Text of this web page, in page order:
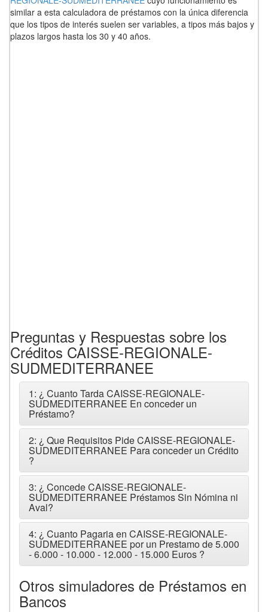
similar a esta calculadora de préstamos con la única diferencia
que los tipos de interés suelen ser variables, a tipos más bajos y
plazos largos hasta los 30 y 40 años.
Preguntas y Respuestas sobre los
Créditos CAISSE-REGIONALE-
SUDMEDITERRANEE
1: ¿ Cuanto Tarda CAISSE-REGIONALE-
SUDMEDITERRANEE En conceder un
Préstamo?
2: ¿ Que Requisitos Pide CAISSE-REGIONALE-
SUDMEDITERRANEE Para conceder un Crédito
?
3: ¿ Concede CAISSE-REGIONALE-
SUDMEDITERRANEE Préstamos Sin Nómina ni
Aval?
4: ¿ Cuanto Pagaria en CAISSE-REGIONALE-
SUDMEDITERRANEE por un Prestamo de 5.000
- 6.000 - 10.000 - 12.000 - 15.000 Euros ?
Otros simuladores de Préstamos en
Bancos